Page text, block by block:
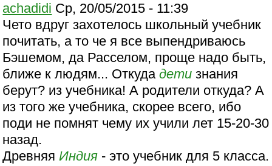
achadidi Ср, 20/05/2015 - 11:39
Чето вдруг захотелось школьный учебник
почитать, а то че я все выпендриваюсь
Бэшемом, да Расселом, проще надо быть,
ближе к людям... Откудадети знания
берут? из учебника! А родители откуда? А
из того же учебника, скорее всего, ибо
поди не помнят чему их учили лет 15-20-30
назад.
ДревняяИндия - это учебник для 5 класса.